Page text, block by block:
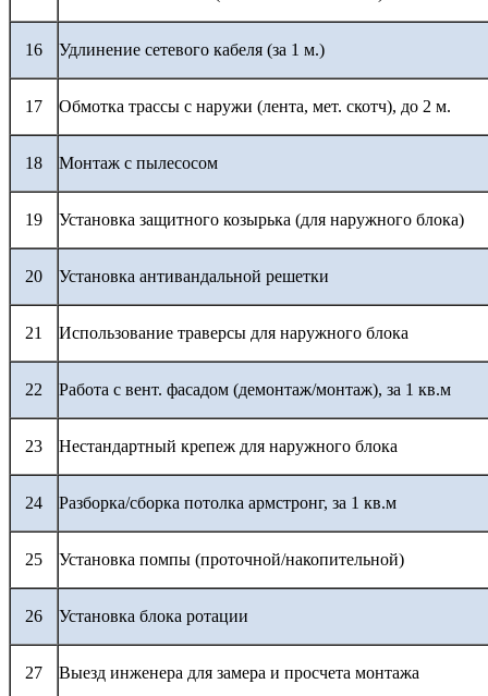
16 Удлинение сетевого кабеля (за 1 м.)
17 Обмотка трассы с наружи (лента, мет. скотч), до 2 м.
18 Монтаж с пылесосом
19 Установка защитного козырька (для наружного блока)
20 Установка антивандальной решетки
21 Использование траверсы для наружного блока
22 Работа с вент. фасадом (демонтаж/монтаж), за 1 кв.м
23 Нестандартный крепеж для наружного блока
24 Разборка/сборка потолка армстронг, за 1 кв.м
25 Установка помпы (проточной/накопительной)
26 Установка блока ротации
27 Выезд инженера для замера и просчета монтажа